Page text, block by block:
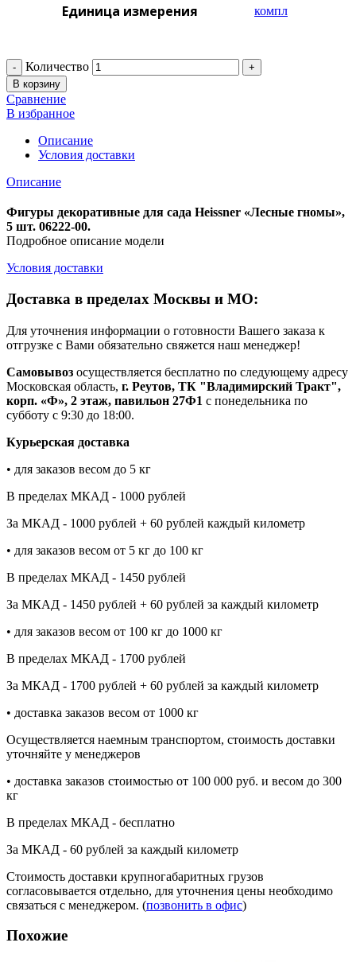
Единица измерения компл
Количество
В корзину
Сравнение
В избранное
Описание
Условия доставки
Описание
Фигуры декоративные для сада Heissner «Лесные гномы»,
5 шт. 06222-00.
Подробное описание модели
Условия доставки
Доставка в пределах Москвы и МО:
Для уточнения информации о готовности Вашего заказа к
отгрузке с Вами обязательно свяжется наш менеджер!
Самовывоз осуществляется бесплатно по следующему адресу
Московская область, г. Реутов, ТК "Владимирский Тракт",
корп. «Ф», 2 этаж, павильон 27Ф1 с понедельника по
субботу с 9:30 до 18:00.
Курьерская доставка
• для заказов весом до 5 кг
В пределах МКАД - 1000 рублей
За МКАД - 1000 рублей + 60 рублей каждый километр
• для заказов весом от 5 кг до 100 кг
В пределах МКАД - 1450 рублей
За МКАД - 1450 рублей + 60 рублей за каждый километр
• для заказов весом от 100 кг до 1000 кг
В пределах МКАД - 1700 рублей
За МКАД - 1700 рублей + 60 рублей за каждый километр
• доставка заказов весом от 1000 кг
Осуществляется наемным транспортом, стоимость доставки
уточняйте у менеджеров
• доставка заказов стоимостью от 100 000 руб. и весом до 300
кг
В пределах МКАД - бесплатно
За МКАД - 60 рублей за каждый километр
Стоимость доставки крупногабаритных грузов
согласовывается отдельно, для уточнения цены необходимо
связаться с менеджером. (позвонить в офис)
Похожие